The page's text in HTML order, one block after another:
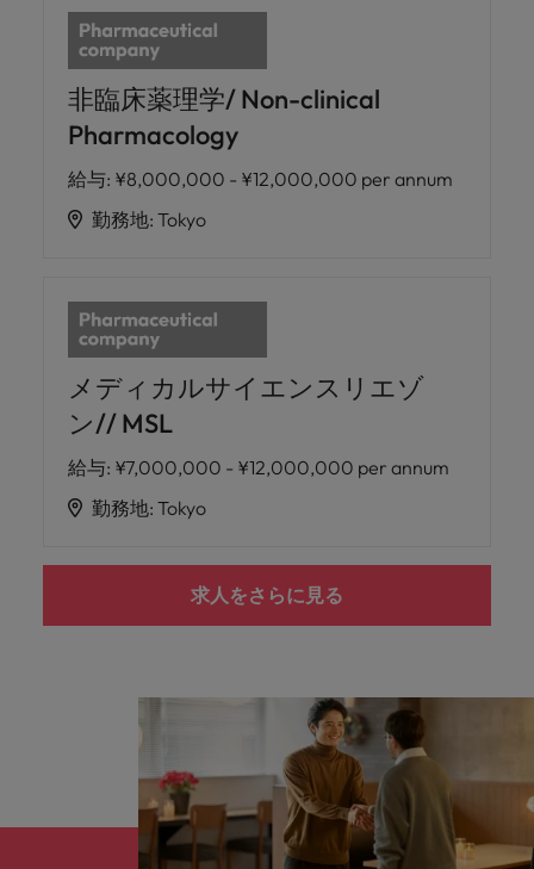
非臨床薬理学/ Non-clinical
Pharmacology
給与: ¥8,000,000 - ¥12,000,000 per annum
勤務地: Tokyo
メディカルサイエンスリエゾ
ン// MSL
給与: ¥7,000,000 - ¥12,000,000 per annum
勤務地: Tokyo
求人をさらに見る